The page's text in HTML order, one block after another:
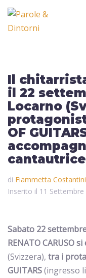
Il chitarrista
il 22
Locarno
OF
cantautrice
di Fiammetta Costantini
Inserito il 11 Settembre
Sabato 22
RENATO CARUSO
(Svizzera), tra i
GUITARS(ingresso